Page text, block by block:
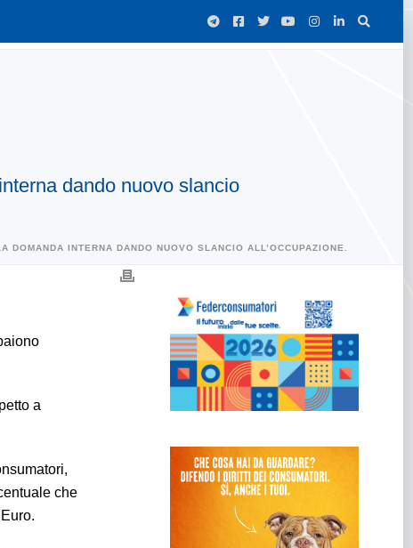
dando nuovo slancio
INTERNA DANDO NUOVO SLANCIO ALL’OCCUPAZIONE.
a
che